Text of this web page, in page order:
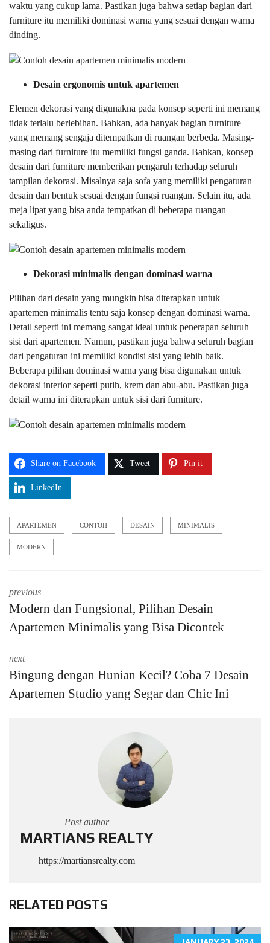
waktu yang cukup lama. Pastikan juga bahwa setiap bagian dari
furniture itu memiliki dominasi warna yang sesuai dengan warna
dinding.
Desain ergonomis untuk apartemen
Elemen dekorasi yang digunakna pada konsep seperti ini memang
tidak terlalu berlebihan. Bahkan, ada banyak bagian furniture
yang memang sengaja ditempatkan di ruangan berbeda. Masing-
masing dari furniture itu memiliki fungsi ganda. Bahkan, konsep
desain dari furniture memberikan pengaruh terhadap seluruh
tampilan dekorasi. Misalnya saja sofa yang memiliki pengaturan
desain dan bentuk sesuai dengan fungsi ruangan. Selain itu, ada
meja lipat yang bisa anda tempatkan di beberapa ruangan
sekaligus.
Dekorasi minimalis dengan dominasi warna
Pilihan dari desain yang mungkin bisa diterapkan untuk
apartemen minimalis tentu saja konsep dengan dominasi warna.
Detail seperti ini memang sangat ideal untuk penerapan seluruh
sisi dari apartemen. Namun, pastikan juga bahwa seluruh bagian
dari pengaturan ini memiliki kondisi sisi yang lebih baik.
Beberapa pilihan dominasi warna yang bisa digunakan untuk
dekorasi interior seperti putih, krem dan abu-abu. Pastikan juga
detail warna ini diterapkan untuk sisi dari furniture.
Share on Facebook Tweet Pin it
LinkedIn
APARTEMEN CONTOH DESAIN MINIMALIS
MODERN
previous
Modern dan Fungsional, Pilihan Desain
Apartemen Minimalis yang Bisa Dicontek
next
Bingung dengan Hunian Kecil? Coba 7 Desain
Apartemen Studio yang Segar dan Chic Ini
Post author
MARTIANS REALTY
https://martiansrealty.com
RELATED POSTS